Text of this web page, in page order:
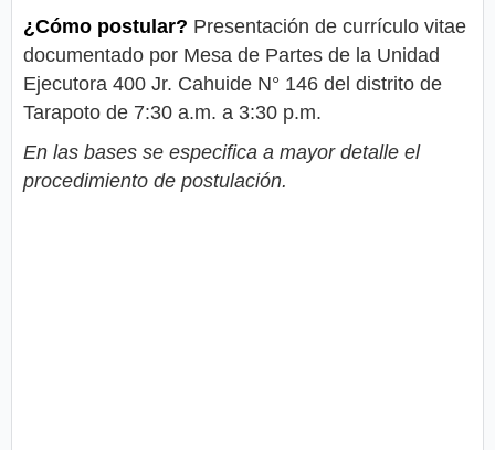
¿Cómo postular? Presentación de currículo vitae
documentado por Mesa de Partes de la Unidad
Ejecutora 400 Jr. Cahuide N° 146 del distrito de
Tarapoto de 7:30 a.m. a 3:30 p.m.
En las bases se especifica a mayor detalle el
procedimiento de postulación.